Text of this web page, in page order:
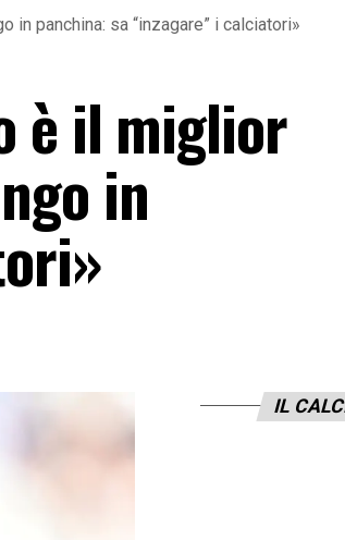
in panchina: sa “inzagare” i calciatori»
è il miglior
in
IL